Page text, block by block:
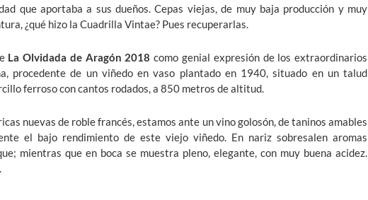
que aportaba a sus dueños. Cepas viejas, de muy baja producción y muy
¿qué hizo la Cuadrilla Vintae? Pues recuperarlas.
La Olvidada de Aragón 2018 como genial expresión de los extraordinarios
procedente de un viñedo en vaso plantado en 1940, situado en un talud
ferroso con cantos rodados, a 850 metros de altitud.
nuevas de roble francés, estamos ante un vino golosón, de taninos amables
el bajo rendimiento de este viejo viñedo. En nariz sobresalen aromas
mientras que en boca se muestra pleno, elegante, con muy buena acidez.